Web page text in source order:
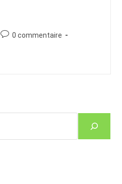
Commentaires
0 commentaire